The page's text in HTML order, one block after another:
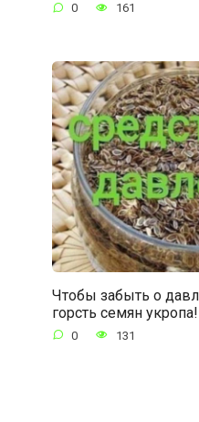
0 161
Чтобы забыть о
горсть семян укропа!
0 131